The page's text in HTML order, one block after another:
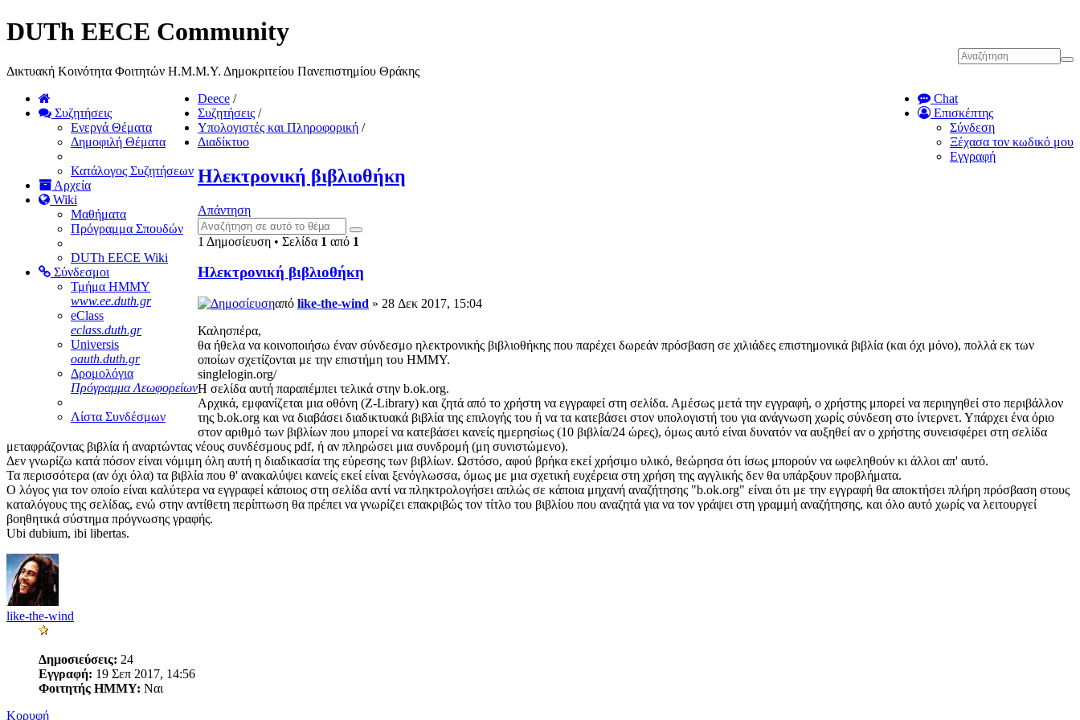
DUTh EECE Community
Δικτυακή Κοινότητα Φοιτητών Η.Μ.Μ.Υ. Δημοκριτείου Πανεπιστημίου Θράκης
Συζητήσεις
Ενεργά Θέματα
Δημοφιλή Θέματα
Κατάλογος Συζητήσεων
Αρχεία
Wiki
Μαθήματα
Πρόγραμμα Σπουδών
DUTh EECE Wiki
Σύνδεσμοι
Τμήμα ΗΜΜΥ
www.ee.duth.gr
eClass
eclass.duth.gr
Universis
oauth.duth.gr
Δρομολόγια
Πρόγραμμα Λεωφορείων
Λίστα Συνδέσμων
Chat
Επισκέπτης
Σύνδεση
Ξέχασα τον κωδικό μου
Εγγραφή
Deece /
Συζητήσεις /
Υπολογιστές και Πληροφορική /
Διαδίκτυο
Ηλεκτρονική βιβλιοθήκη
Απάντηση
1 Δημοσίευση • Σελίδα 1 από 1
Ηλεκτρονική βιβλιοθήκη
από like-the-wind » 28 Δεκ 2017, 15:04
Καλησπέρα,
θα ήθελα να κοινοποιήσω έναν σύνδεσμο ηλεκτρονικής βιβλιοθήκης που παρέχει δωρεάν πρόσβαση σε χιλιάδες επιστημονικά βιβλία (και όχι μόνο), πολλά εκ των
οποίων σχετίζονται με την επιστήμη του ΗΜΜΥ.
singlelogin.org/
Η σελίδα αυτή παραπέμπει τελικά στην b.ok.org.
Αρχικά, εμφανίζεται μια οθόνη (Z-Library) και ζητά από το χρήστη να εγγραφεί στη σελίδα. Αμέσως μετά την εγγραφή, ο χρήστης μπορεί να περιηγηθεί στο περιβάλλον
της b.ok.org και να διαβάσει διαδικτυακά βιβλία της επιλογής του ή να τα κατεβάσει στον υπολογιστή του για ανάγνωση χωρίς σύνδεση στο ίντερνετ. Υπάρχει ένα όριο
στον αριθμό των βιβλίων που μπορεί να κατεβάσει κανείς ημερησίως (10 βιβλία/24 ώρες), όμως αυτό είναι δυνατόν να αυξηθεί αν ο χρήστης συνεισφέρει στη σελίδα
μεταφράζοντας βιβλία ή αναρτώντας νέους συνδέσμους pdf, ή αν πληρώσει μια συνδρομή (μη συνιστώμενο).
Δεν γνωρίζω κατά πόσον είναι νόμιμη όλη αυτή η διαδικασία της εύρεσης των βιβλίων. Ωστόσο, αφού βρήκα εκεί χρήσιμο υλικό, θεώρησα ότι ίσως μπορούν να ωφεληθούν κι άλλοι απ' αυτό.
Τα περισσότερα (αν όχι όλα) τα βιβλία που θ' ανακαλύψει κανείς εκεί είναι ξενόγλωσσα, όμως με μια σχετική ευχέρεια στη χρήση της αγγλικής δεν θα υπάρξουν προβλήματα.
Ο λόγος για τον οποίο είναι καλύτερα να εγγραφεί κάποιος στη σελίδα αντί να πληκτρολογήσει απλώς σε κάποια μηχανή αναζήτησης "b.ok.org" είναι ότι με την εγγραφή θα αποκτήσει πλήρη πρόσβαση στους
καταλόγους της σελίδας, ενώ στην αντίθετη περίπτωση θα πρέπει να γνωρίζει επακριβώς τον τίτλο του βιβλίου που αναζητά για να τον γράψει στη γραμμή αναζήτησης, και όλο αυτό χωρίς να λειτουργεί
βοηθητικά σύστημα πρόγνωσης γραφής.
Ubi dubium, ibi libertas.
like-the-wind
Δημοσιεύσεις: 24
Εγγραφή: 19 Σεπ 2017, 14:56
Φοιτητής ΗΜΜΥ: Ναι
Κορυφή